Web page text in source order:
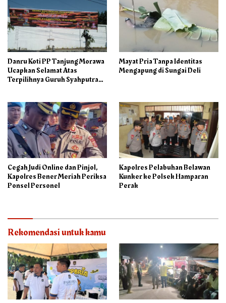
Danru Koti PP Tanjung Morawa
Ucapkan Selamat Atas
Terpilihnya Guruh Syahputra
Mayat Pria Tanpa Identitas
Mengapung di Sungai Deli
Cegah Judi Online dan Pinjol,
Kapolres Bener Meriah Periksa
Ponsel Personel
Kapolres Pelabuhan Belawan
Kunker ke Polsek Hamparan
Perak
Rekomendasi untuk kamu